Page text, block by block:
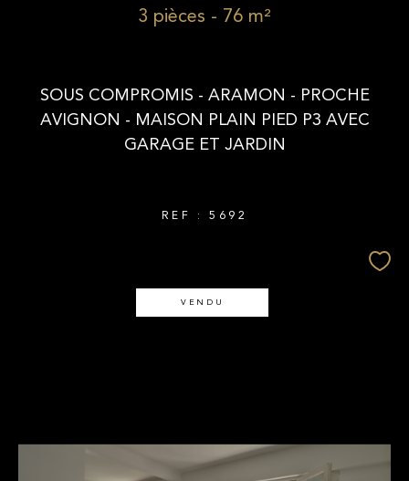
3 pièces - 76 m²
SOUS COMPROMIS - ARAMON - PROCHE
AVIGNON - MAISON PLAIN PIED P3 AVEC
GARAGE ET JARDIN
REF : 5692
VENDU